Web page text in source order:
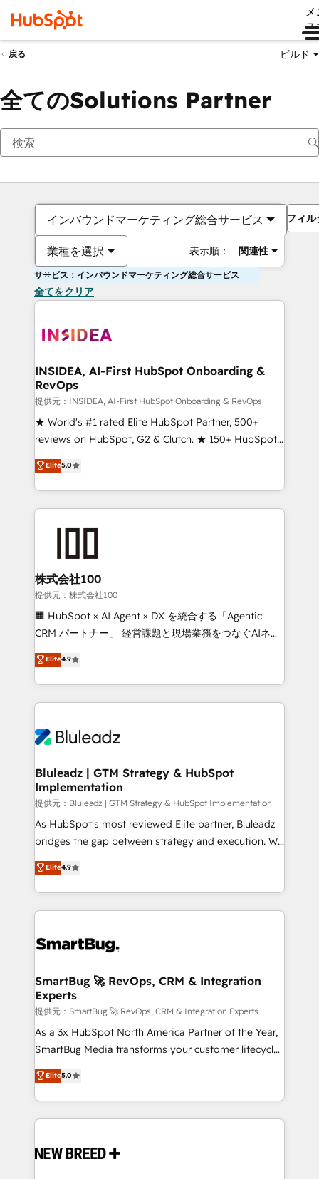
ュ
戻る ビルド
全てのSolutions Partner
インバウンドマーケティング総合サービス
業種を選択 表示順： 関連性
フィル
サービス：インバウンドマーケティング総合サービス
全てをクリア
INSIDEA, AI-First HubSpot Onboarding &
RevOps
提供元：INSIDEA, AI-First HubSpot Onboarding & RevOps
★ World's #1 rated Elite HubSpot Partner, 500+
reviews on HubSpot, G2 & Clutch. ★ 150+ HubSpot
Certified Experts & Trainers across the team ★
1,500+ implementations across five continents ★ AI-
First, RevOps-led, Onboarding obsessed ★
Company of the Year 2024/25 INSIDEA helps
and build AI-powered workflows that drive adoption
from week one, in your time zone. What we do ➤
Onboarding: Live in weeks, with workflows built
around your business, not a template. ➤ Migration:
Move from any legacy CRM. Zero downtime, full data
run your revenue process. Sales, marketing, and
service wired together. ➤ AI and Integrations: Layer
tune-ups, feature rollouts, adoption coaching. Buying
HubSpot, switching to it, or reviving a stale portal?
Elite5.0
株式会社100
提供元：株式会社100
🏢 HubSpot × AI Agent × DX を統合する「Agentic
CRM パートナー」 経営課題と現場業務をつなぐAIネイ
ティブ・エージェンシーとして、HubSpot Eliteの実装
力で顧客フロント業務を再設計します。 💡 100inc は何
をする会社か？ HubSpotを共通基盤に、AIエージェン
トを組み込んだ顧客フロント業務（マーケティング・営
ィブ・エージェンシーです。事業部・グループ会社・部
を、CRMを軸とした全社共通基盤に再構築します。意
思決定者・PMO・現場担当者に並走します。 1️⃣
HubSpot導入・活用支援 顧客データの一元化から、
GTMの見える化・自動化まで。全Hub統合運用、デー
タ品質設計、グループ横断のCRM統合に対応します。
の一部をAIが自律実行する組織への移行を設計・実装。
Breeze・Claude等をHubSpotと連携させ、役割定義・
革を、構想から実装・定着までPMOとして主導。「設
の統合・浸透・変革管理を実行します。 ▸ CMS戦略設
計・構築：リード獲得・CVR・SEOを前提にした情報設
計・導線設計・テンプレート設計をContent Hubで一体
提供。 ▸ 既存CRM・MAからの移行支援：Salesforce・
Marketo・Pardot等からの移行、カスタム設計、履歴
Perplexity等のAI検索からの流入・引用を前提にコンテ
ンツとサイト構造を最適化。 🏆 なぜ100incを選ぶの
ISO9001:2015 取得 ✓ 400社以上の導入実績 ✓
HubSpot大百科 出版 CRM・AI活用に関するご相談、現
Elite4.9
Bluleadz | GTM Strategy & HubSpot
Implementation
提供元：Bluleadz | GTM Strategy & HubSpot Implementation
As HubSpot's most reviewed Elite partner, Bluleadz
bridges the gap between strategy and execution. We
don't just "set up tools" — we install the GTM
Operating System (GTM OS) to align your leadership
and engineer a portal that drives predictable
revenue velocity. 🚀 GTM Strategy & Alignment
stalling growth. Fix your ICP, Math, and Story to stop
Scalable Architecture: Zero-technical-debt setup
across all Hubs, validated by our 7 HubSpot
Accreditations. AI-Powered RevOps: Breeze AI,
custom AI agents, and high-integrity migrations for
total reporting clarity. Security & Compliance: SOC 2
security. 🏆 Why Bluleadz? GTM OS Partner | 16+
Years Experience | 1,000+ Five-Star Reviews
Elite4.9
SmartBug 🚀 RevOps, CRM & Integration
Experts
提供元：SmartBug 🚀 RevOps, CRM & Integration Experts
As a 3x HubSpot North America Partner of the Year,
SmartBug Media transforms your customer lifecycle
into a revenue engine. Our unified ecosystem
includes specialized divisions Globalia (AI &
Software) and Point Success Media (Paid Media),
making this the official home for all three brands. 🔄
and system integrations powered by Globalia’s
Elite5.0